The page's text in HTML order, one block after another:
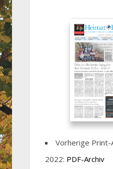
Vorherige Print-
2022: PDF-Archiv